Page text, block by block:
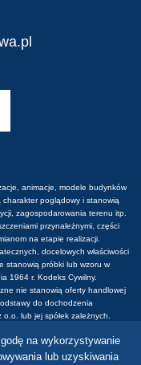
animacje, modele budynków
charakter poglądowy i stanowią
zagospodarowania terenu itp.
przynależnymi, części
na etapie realizacji.
docelowych właściwości
stanowią próbki lub wzoru w
1964 r. Kodeks Cywilny.
nie stanowią oferty handlowej
do dochodzenia
lub jej spółek zależnych.
na niniejszej stronie
z dnia 4 lutego 1994 r. o Prawie
na wykorzystywanie
lub uzyskiwania